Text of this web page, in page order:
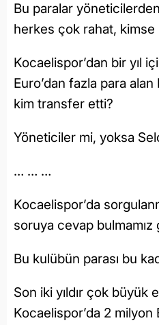
Bu paralar yöneticilerden
herkes çok rahat, kimse
Kocaelispor’dan bir yıl
Euro’dan fazla para
kim transfer etti?
Yöneticiler mi, yoksa
… … …
Kocaelispor’da
soruya cevap bulmamız
Bu kulübün parası bu
Son iki yıldır çok büyük
Kocaelispor’da 2 milyon